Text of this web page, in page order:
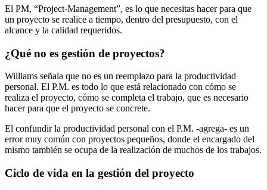
El PM, “Project-Management”, es lo que necesitas hacer para que
un proyecto se realice a tiempo, dentro del presupuesto, con el
alcance y la calidad requeridos.
¿Qué no es gestión de proyectos?
Williams señala que no es un reemplazo para la productividad
personal. El P.M. es todo lo que está relacionado con cómo se
realiza el proyecto, cómo se completa el trabajo, que es necesario
hacer para que el proyecto se concrete.
El confundir la productividad personal con el P.M. -agrega- es un
error muy común con proyectos pequeños, donde el encargado del
mismo también se ocupa de la realización de muchos de los trabajos.
Ciclo de vida en la gestión del proyecto